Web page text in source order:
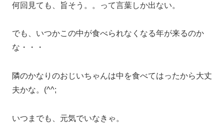
何回見ても、旨そう。。って言葉しか出ない。
でも、いつかこの中が食べられなくなる年が来るのか
な・・・
隣のかなりのおじいちゃんは中を食べてはったから大丈
夫かな。(^^;
いつまでも、元気でいなきゃ。